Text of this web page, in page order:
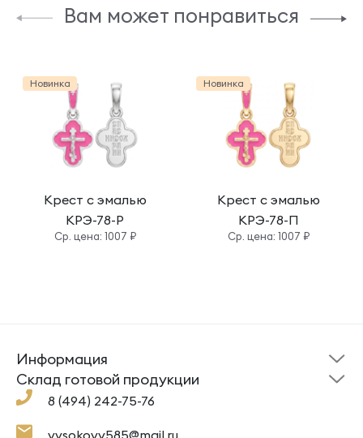
Вам может понравиться
Новинка
Крест с эмалью
КРЭ-78-Р
Cр. цена: 1007 ₽
Новинка
Крест с эмалью
КРЭ-78-П
Cр. цена: 1007 ₽
8 (494) 242-75-76
vysokovy585@mail.ru
Информация
Склад готовой
продукции
Под заказ
О компании
Помощь
Cклад готовой продукции
Кресты
Кольца
Подвески
Ложки
Крестильные наборы